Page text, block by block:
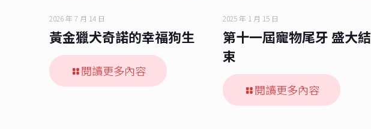
2026 年 7 月 14 日
黃金獵犬奇諾的幸福狗生
閱讀更多內容
2025 年 1 月 15 日
第十一屆寵物尾牙 盛大結
束
閱讀更多內容